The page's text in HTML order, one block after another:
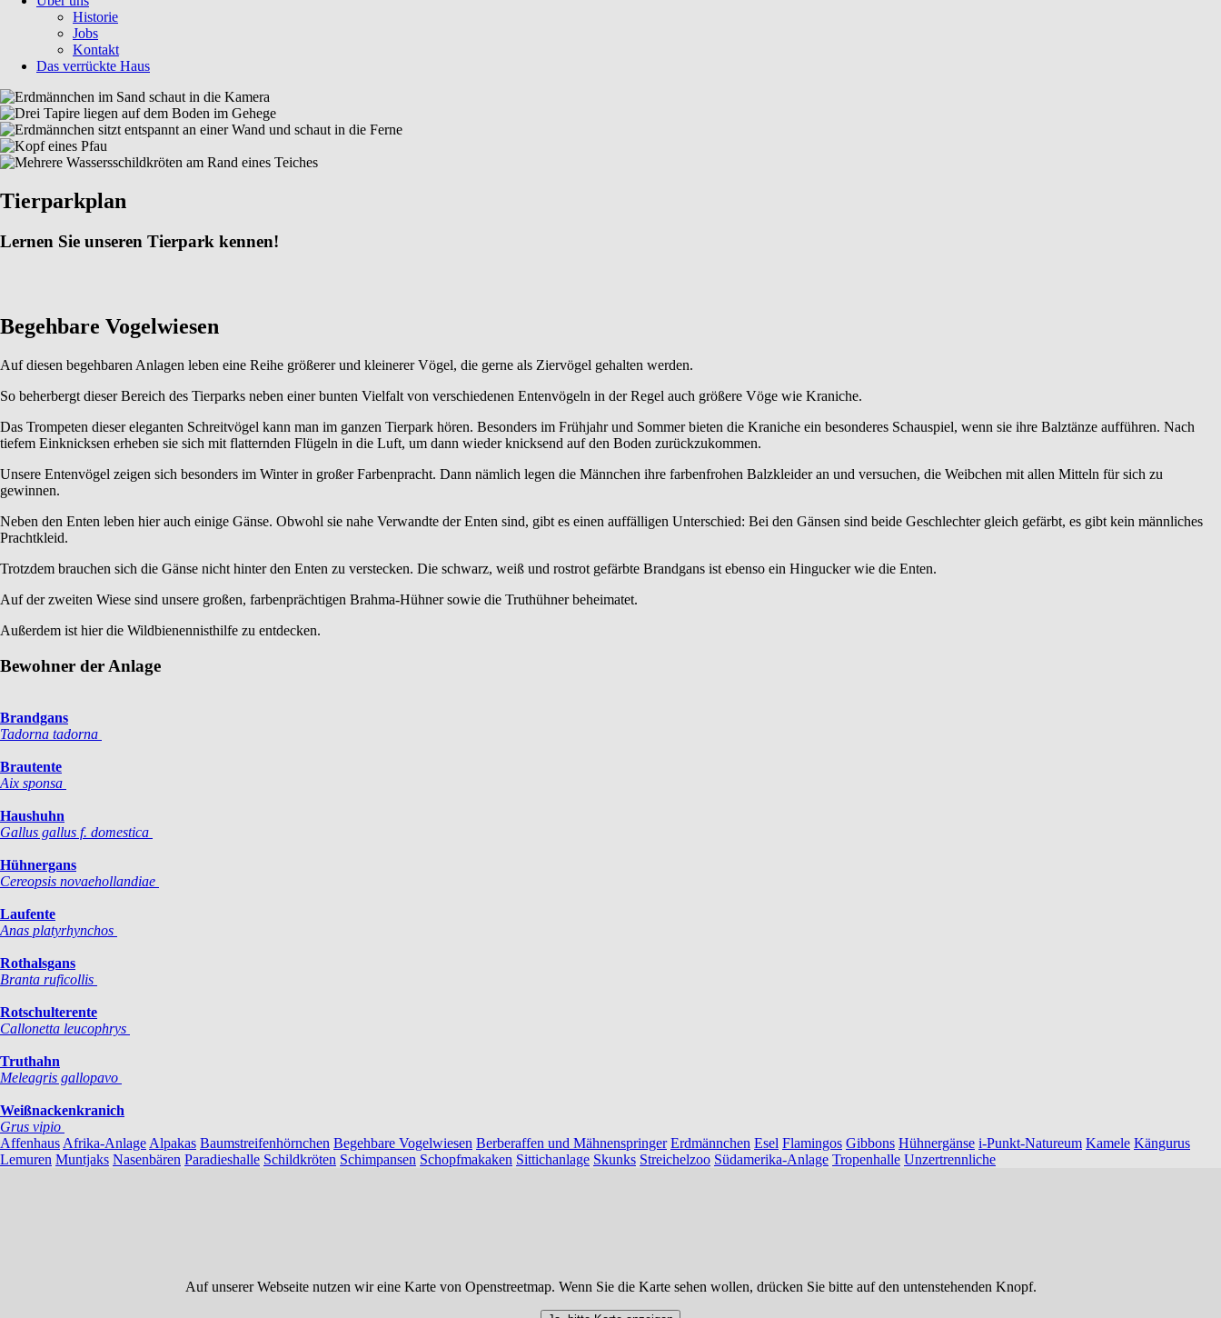
Historie
Jobs
Kontakt
Das verrückte Haus
Tierparkplan
Lernen Sie unseren Tierpark kennen!
Begehbare Vogelwiesen
Auf diesen begehbaren Anlagen leben eine Reihe größerer und kleinerer Vögel, die gerne als Ziervögel gehalten werden.
So beherbergt dieser Bereich des Tierparks neben einer bunten Vielfalt von verschiedenen Entenvögeln in der Regel auch größere Vöge wie Kraniche.
Das Trompeten dieser eleganten Schreitvögel kann man im ganzen Tierpark hören. Besonders im Frühjahr und Sommer bieten die Kraniche ein besonderes Schauspiel, wenn sie ihre Balztänze aufführen. Nach
tiefem Einknicksen erheben sie sich mit flatternden Flügeln in die Luft, um dann wieder knicksend auf den Boden zurückzukommen.
Unsere Entenvögel zeigen sich besonders im Winter in großer Farbenpracht. Dann nämlich legen die Männchen ihre farbenfrohen Balzkleider an und versuchen, die Weibchen mit allen Mitteln für sich zu
gewinnen.
Neben den Enten leben hier auch einige Gänse. Obwohl sie nahe Verwandte der Enten sind, gibt es einen auffälligen Unterschied: Bei den Gänsen sind beide Geschlechter gleich gefärbt, es gibt kein männliches
Prachtkleid.
Trotzdem brauchen sich die Gänse nicht hinter den Enten zu verstecken. Die schwarz, weiß und rostrot gefärbte Brandgans ist ebenso ein Hingucker wie die Enten.
Auf der zweiten Wiese sind unsere großen, farbenprächtigen Brahma-Hühner sowie die Truthühner beheimatet.
Außerdem ist hier die Wildbienennisthilfe zu entdecken.
Bewohner der Anlage
Brandgans
Tadorna tadorna
Brautente
Aix sponsa
Haushuhn
Gallus gallus f. domestica
Hühnergans
Cereopsis novaehollandiae
Laufente
Anas platyrhynchos
Rothalsgans
Branta ruficollis
Rotschulterente
Callonetta leucophrys
Truthahn
Meleagris gallopavo
Weißnackenkranich
Grus vipio
Affenhaus Afrika-Anlage Alpakas Baumstreifenhörnchen Begehbare Vogelwiesen Berberaffen und Mähnenspringer Erdmännchen Esel Flamingos Gibbons Hühnergänse i-Punkt-Natureum Kamele Kängurus
Lemuren Muntjaks Nasenbären Paradieshalle Schildkröten Schimpansen Schopfmakaken Sittichanlage Skunks Streichelzoo Südamerika-Anlage Tropenhalle Unzertrennliche
Auf unserer Webseite nutzen wir eine Karte von Openstreetmap. Wenn Sie die Karte sehen wollen, drücken Sie bitte auf den untenstehenden Knopf.